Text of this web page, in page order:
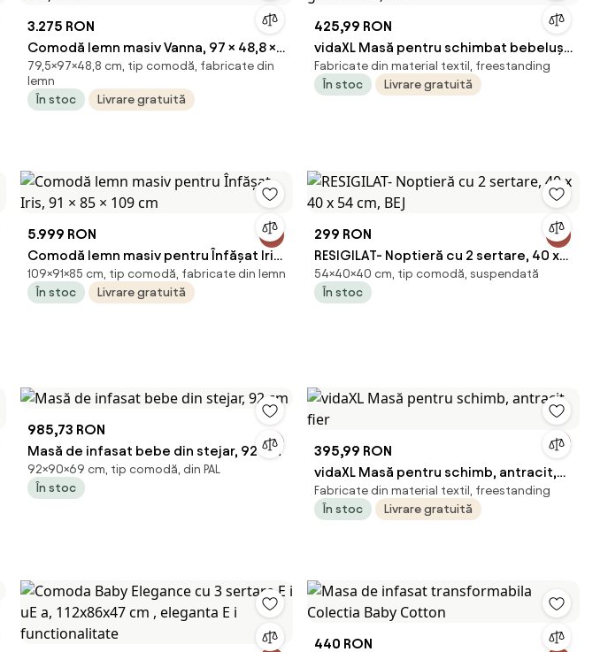
3.275 RON
Comodă lemn masiv Vanna, 97 × 48,8 ×
79,5 cm
79,5×97×48,8 cm, tip comodă, fabricate din
lemn
În stoc
Livrare gratuită
425,99 RON
vidaXL Masă pentru schimbat bebeluș,
gri deschis, fier
Fabricate din material textil, freestanding
În stoc
Livrare gratuită
5.999 RON
Comodă lemn masiv pentru Înfășat Iris,
91 × 85 × 109 cm
109×91×85 cm, tip comodă, fabricate din lemn
În stoc
Livrare gratuită
299 RON
RESIGILAT- Noptieră cu 2 sertare, 40 x
40 x 54 cm, BEJ
54×40×40 cm, tip comodă, suspendată
În stoc
985,73 RON
Masă de infasat bebe din stejar, 92 cm
92×90×69 cm, tip comodă, din PAL
În stoc
395,99 RON
vidaXL Masă pentru schimb, antracit,
fier
Fabricate din material textil, freestanding
În stoc
Livrare gratuită
440 RON